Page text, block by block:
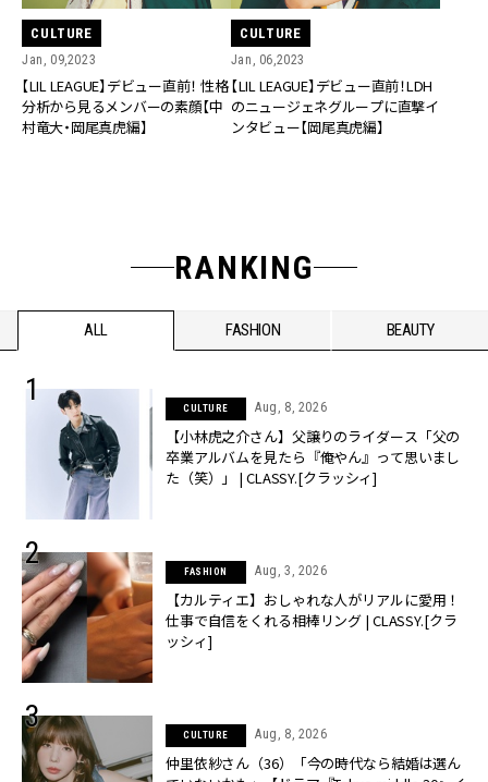
CULTURE
Jan, 09,2023
【LIL LEAGUE】デビュー直前！ 性格
分析から見るメンバーの素顔【中
村竜大・岡尾真虎編】
CULTURE
Jan, 06,2023
【LIL LEAGUE】デビュー直前！LDH
のニュージェネグループに直撃イ
ンタビュー【岡尾真虎編】
RANKING
ALL FASHION BEAUTY
CULTURE Aug, 8, 2026
【小林虎之介さん】父譲りのライダース「父の
卒業アルバムを見たら『俺やん』って思いまし
た（笑）」 | CLASSY.[クラッシィ]
FASHION Aug, 3, 2026
【カルティエ】おしゃれな人がリアルに愛用！
仕事で自信をくれる相棒リング | CLASSY.[クラ
ッシィ]
CULTURE Aug, 8, 2026
仲里依紗さん（36）「今の時代なら結婚は選ん